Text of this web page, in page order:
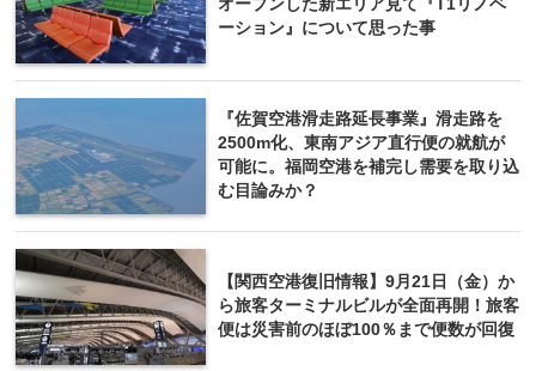
オープンした新エリア見て『T1リノベ
ーション』について思った事
『佐賀空港滑走路延長事業』滑走路を
2500m化、東南アジア直行便の就航が
可能に。福岡空港を補完し需要を取り込
む目論みか？
【関西空港復旧情報】9月21日（金）か
ら旅客ターミナルビルが全面再開！旅客
便は災害前のほぼ100％まで便数が回復